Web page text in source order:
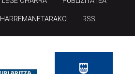
HARREMANETARAKO RSS